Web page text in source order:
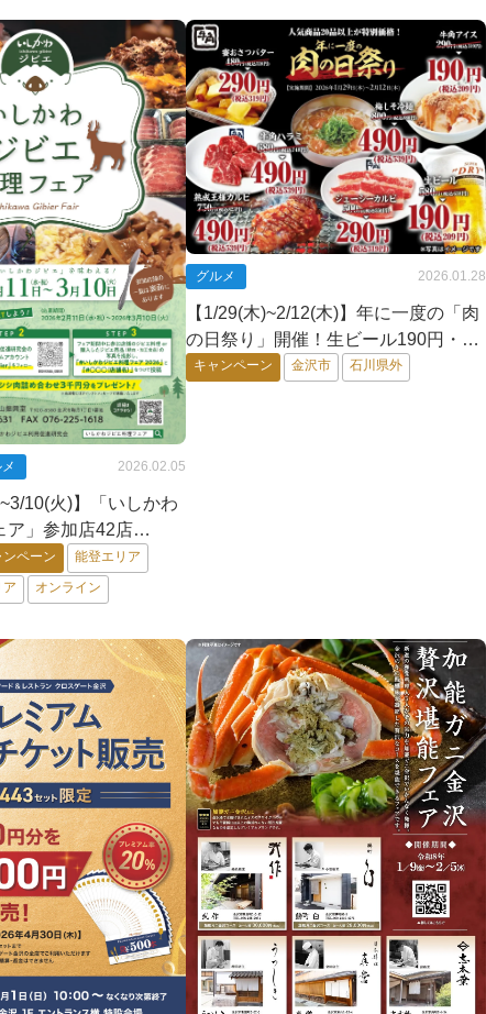
2026.02.05
10(火)】「いしかわ
ア」参加店42店
稿で美味しいジビエ
に当たる~
ンペーン 能登エリア
ア オンライン
グルメ 2026.01.28
【1/29(木)~2/12(木)】年に一度の「肉
の日祭り」開催！生ビール190円・カ
ルビ290円など、20品以上が何皿・何
杯でも特別価格
キャンペーン 金沢市 石川県外